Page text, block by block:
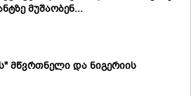
მუშაობენ...
მწვრთნელი და ნიგერიის